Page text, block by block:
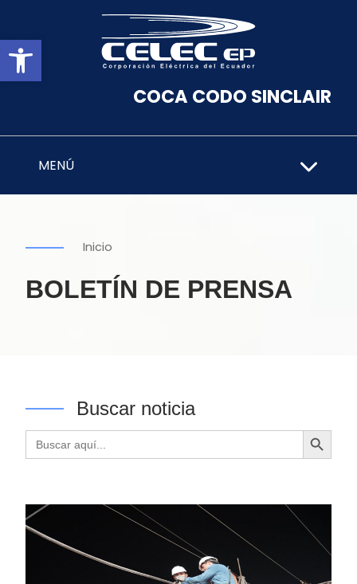
Abrir barra de herramientas
COCA CODO SINCLAIR
MENÚ
Inicio
BOLETÍN DE PRENSA
Buscar noticia
Buscar: Botón de búsqueda